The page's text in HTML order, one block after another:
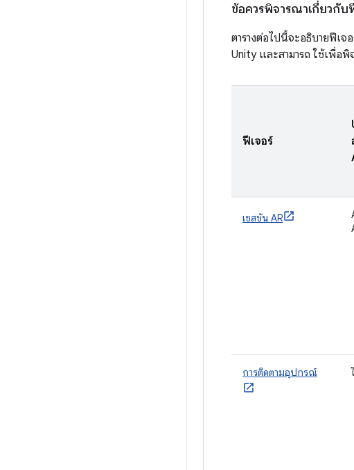
ข้อควรพิจารณาเกี่ยวกับ
ตารางต่อไปนี้จะอธิบายฟีเ
Unity และสามารถ ใช้เพื่อ
ฟีเจอร์
เซสชัน AR
การติดตามอุปกรณ์